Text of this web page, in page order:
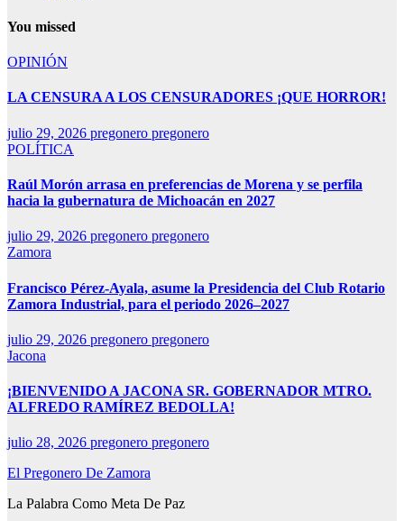
You missed
OPINIÓN
LA CENSURA A LOS CENSURADORES ¡QUE HORROR!
julio 29, 2026 pregonero pregonero
POLÍTICA
Raúl Morón arrasa en preferencias de Morena y se perfila
hacia la gubernatura de Michoacán en 2027
julio 29, 2026 pregonero pregonero
Zamora
Francisco Pérez-Ayala, asume la Presidencia del Club Rotario
Zamora Industrial, para el periodo 2026–2027
julio 29, 2026 pregonero pregonero
Jacona
¡BIENVENIDO A JACONA SR. GOBERNADOR MTRO.
ALFREDO RAMÍREZ BEDOLLA!
julio 28, 2026 pregonero pregonero
El Pregonero De Zamora
La Palabra Como Meta De Paz